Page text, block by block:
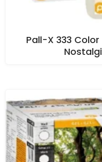
Pall-X 333